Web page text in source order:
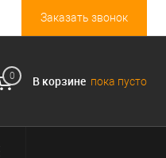
Заказать звонок
0 В корзине пока пусто